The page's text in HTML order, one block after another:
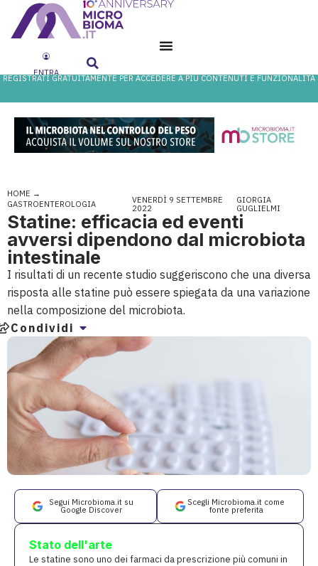
ENTRA
REGISTRATI GRATUITAMENTE PER ACCEDERE A PIÙ CONTENUTI E FUNZIONALITÀ
HOME →
GASTROENTEROLOGIA
VENERDÌ 9 SETTEMBRE
2022
GIORGIA
GUGLIELMI
Statine: efficacia ed eventi
avversi dipendono dal microbiota
intestinale
I risultati di un recente studio suggeriscono che una diversa
risposta alle statine può essere spiegata da una variazione
nella composizione del microbiota.
Condividi
Segui Microbioma.it su
Google Discover
Scegli Microbioma.it come
fonte preferita
Stato dell'arte
Le statine sono uno dei farmaci da prescrizione più comuni in